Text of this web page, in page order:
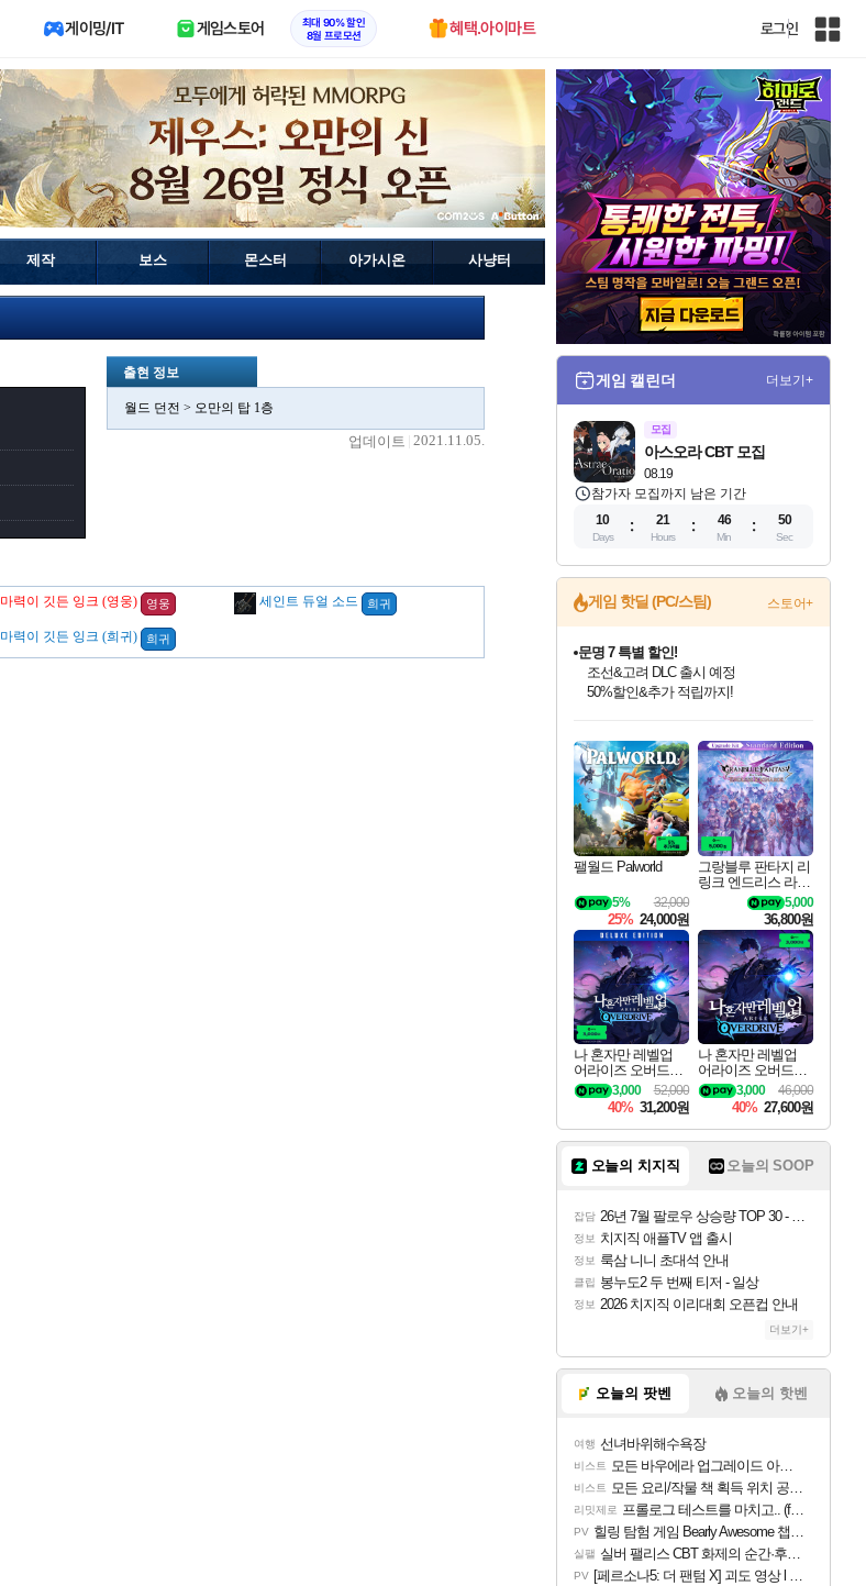
게이밍/IT 게임스토어
최대 90% 할인
8월 프로모션
혜택.아이마트 로그인
인
전
이
트
맵
제작 보스 몬스터 아가시온 사냥터
출현 정보
월드 던전 > 오만의 탑 1층
업데이트 2021.11.05.
마력이 깃든 잉크 (영웅) 영웅 세인트 듀얼 소드 희귀
마력이 깃든 잉크 (희귀) 희귀
게임 캘린더 더보기+
모집
08.19
아스오라 CBT 모집
참가자 모집까지 남은 기간
10
Days
21
Hours
46
Min
49
Sec
게임 핫딜 (PC/스팀) 스토어+
최대 90% 할인가를 만나보세요!
네이버혜택과 함께 만나보세요!
문명 7 특별 할인!
조선&고려 DLC 출시 예정
50%할인&추가 적립까지!
네이버 포인트 혜택까지!
이니&베니 혜택까지!
네이버 혜택가와 함께 예약하세요!
할인&네이버혜택으로 만나보세요!
네이버페이 혜택과 만나보세요!
40주년 프로모션으로 만나보세요!
할인가에 만나보세요!
일부 에디션 상시 할인!
혜택으로 예약 판매 중
편안하게 충전하세요
팰월드 Palworld
32,000
5%
25% 24,000원
그랑블루 판타지 리
링크 엔드리스 라그
나로크 업그레이드
킷 Granblue Fantasy
Relink Endless Ragn
arok Upgrade Kit DL
C
5,000
36,800원
나 혼자만 레벨업
어라이즈 오버드라
이브 디럭스 에디션
Solo Leveling Arise
Overdrive Deluxe Edi
tion
52,000
3,000
40% 31,200원
나 혼자만 레벨업
어라이즈 오버드라
이브 Solo Leveling A
rise
46,000
3,000
40% 27,600원
오늘의 치지직 오늘의 SOOP
잡담 26년 7월 팔로우 상승량 TOP 30 - 월간 치지직
정보 치지직 애플TV 앱 출시
정보 룩삼 니니 초대석 안내
클립 봉누도2 두 번째 티저 - 일상
정보 2026 치지직 이리대회 오픈컵 안내
더보기+
오늘의 팟벤 오늘의 핫벤
여행 선녀바위해수욕장
비스트 모든 바우에라 업그레이드 아이템 획득 위치 공략 (89개)
비스트 모든 요리/작물 책 획득 위치 공략 (36개) - 미식가 도전과제
리밋제로 프롤로그 테스트를 마치고.. (feat. 리아)
PV 힐링 탐험 게임 Bearly Awesome 챕터 1 트레일러
실팰 실버 팰리스 CBT 화제의 순간·후기 모음
PV [페르소나5: 더 팬텀 X] 괴도 영상 l 타카마키 안·댄싱 스타